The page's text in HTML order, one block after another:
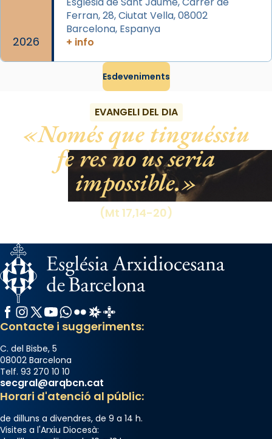
«Si vols saber què és calor, ves per les
Santes a Mataró»🥵.
Photo
Share
2026
Ferran, 28, Ciutat Vella, 08002
Barcelona, Espanya
+ info
Esdeveniments
EVANGELI DEL DIA
Només que tinguéssiu
fe res no us seria
impossible.
(Mt 17,14-20)
Facebook
Instagram
X / Twitter
YouTube
WhatsApp
FlickrRadio Estel
Catalunya Cristiana
Contacte i suggeriments:
C. del Bisbe, 5
08002 Barcelona
Telf. 93 270 10 10
secgral@arqbcn.cat
Horari d'atenció al públic:
de dilluns a divendres, de 9 a 14 h.
Visites a l'Arxiu Diocesà: